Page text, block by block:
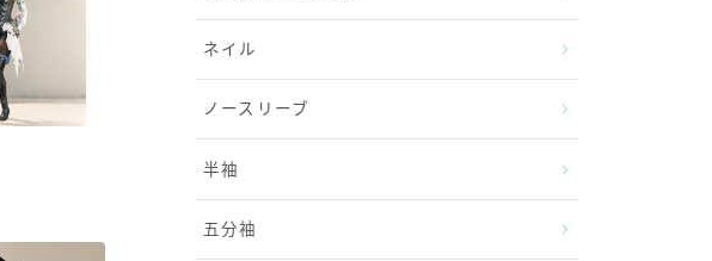
ネイル
ノースリーブ
半袖
五分袖